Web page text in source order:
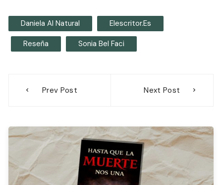
Daniela Al Natural Elescritor.es
Reseña Sonia Bel Faci
Prev Post Next Post